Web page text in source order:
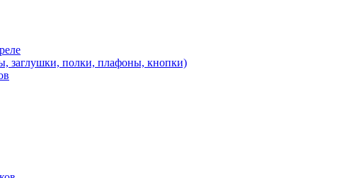
заглушки, полки, плафоны, кнопки)